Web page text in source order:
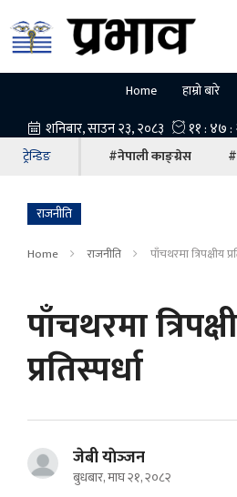
Home हाम्रो बारे
ट्रेन्डिङ #नेपाली काङ्ग्रेस
राजनीति
Home राजनीति पाँचथरमा त्रिपक्षीय
पाँचथरमा
प्रतिस्पर्धा
जेबी याेञ्‍जन
बुधबार, माघ २१, २०८२